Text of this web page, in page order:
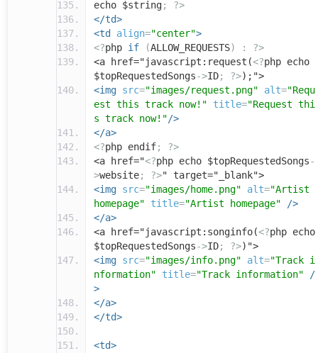
echo $string;
?>
</td>
<td
align="center">
<?php if (ALLOW_REQUESTS) :
?>
<a href="javascript:request(<?php echo
$topRequestedSongs->ID; ?>);">
<img src="images/request.png" alt="Requ
est this track now!"
title="Request thi
s track now!"/>
</a>
<?php endif;
?>
<a href="<?php echo $topRequestedSongs-
>website; ?>" target="_blank">
<img src="images/home.png" alt="Artist
homepage"
title="Artist homepage"
/>
</a>
<a href="javascript:songinfo(<?php echo
$topRequestedSongs->ID; ?>)">
<img src="images/info.png" alt="Track i
nformation"
title="Track information"
/
>
</a>
</td>
<td>